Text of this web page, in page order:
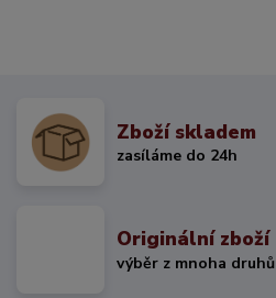
Zboží skladem
zasíláme do 24h
Originální zboží
výběr z mnoha druhů